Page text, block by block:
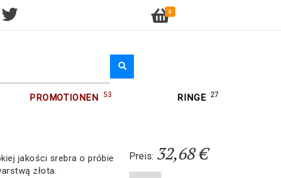
0
PROMOTIONEN 53 RINGE 27
jakości srebra o próbie
złota.
Preis: 32,68 €